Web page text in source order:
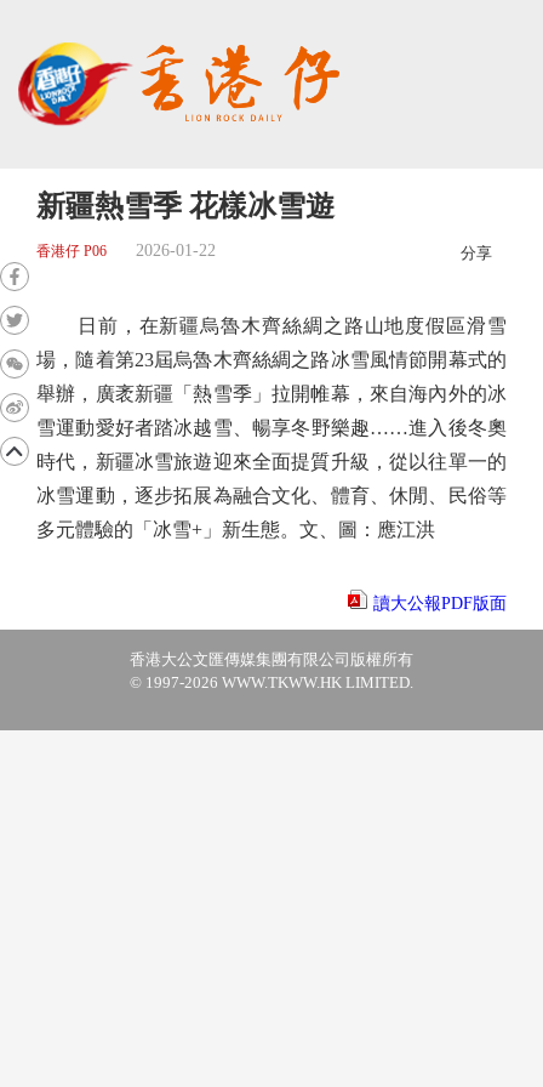
新疆熱雪季 花樣冰雪遊
香港仔 P06 2026-01-22 分享
日前，在新疆烏魯木齊絲綢之路山地度假區滑雪
場，隨着第23屆烏魯木齊絲綢之路冰雪風情節開幕式的
舉辦，廣袤新疆「熱雪季」拉開帷幕，來自海內外的冰
雪運動愛好者踏冰越雪、暢享冬野樂趣……進入後冬奧
時代，新疆冰雪旅遊迎來全面提質升級，從以往單一的
冰雪運動，逐步拓展為融合文化、體育、休閒、民俗等
多元體驗的「冰雪+」新生態。文、圖：應江洪
讀大公報PDF版面
香港大公文匯傳媒集團有限公司版權所有
© 1997-2026 WWW.TKWW.HK LIMITED.